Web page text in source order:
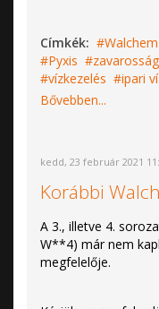
Címkék: Walchem
Pyxis
zavarosság
vízkezelés
ipari
Bővebben...
kedd, 23 február 2021
Korábbi
A 3., illetve 4.
W**4) már nem
megfelelője.